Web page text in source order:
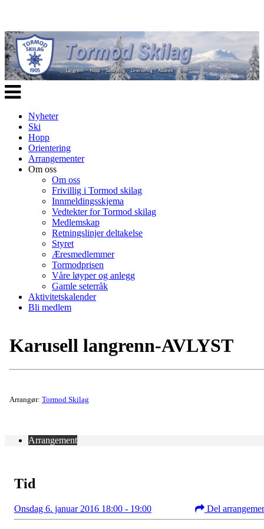
Veksle
navigasjon
Nyheter
Ski
Hopp
Orientering
Arrangementer
Om oss
Om oss
Frivillig i Tormod skilag
Innmeldingsskjema
Vedtekter for Tormod skilag
Medlemskap
Retningslinjer deltakelse
Styret
Æresmedlemmer
Tormodprisen
Våre løyper og anlegg
Gamle seterråk
Aktivitetskalender
Bli medlem
Karusell langrenn-AVLYST
Arrangør: Tormod Skilag
Arrangement
Tid
Onsdag 6. januar 2016 18:00 - 19:00 Del